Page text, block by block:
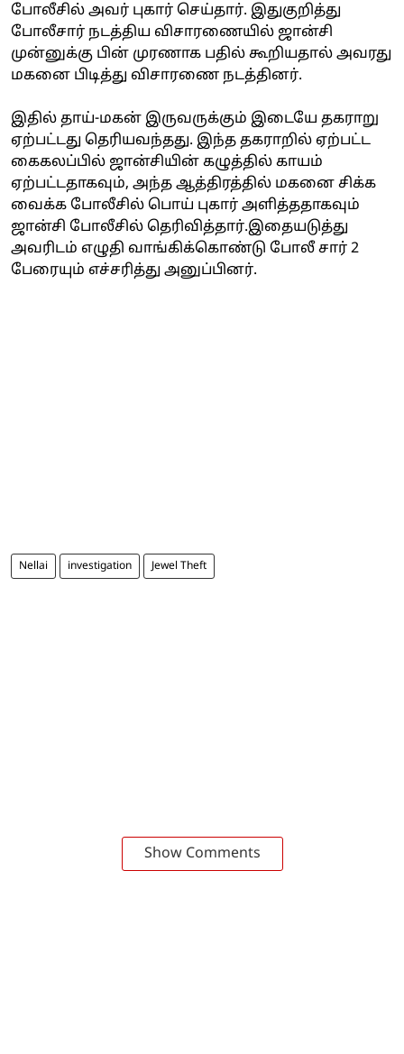
போலீசில் அவர் புகார் செய்தார். இதுகுறித்து
போலீசார் நடத்திய விசாரணையில் ஜான்சி
முன்னுக்கு பின் முரணாக பதில் கூறியதால் அவரது
மகனை பிடித்து விசாரணை நடத்தினர்.
இதில் தாய்-மகன் இருவருக்கும் இடையே தகராறு
ஏற்பட்டது தெரியவந்தது. இந்த தகராறில் ஏற்பட்ட
கைகலப்பில் ஜான்சியின் கழுத்தில் காயம்
ஏற்பட்டதாகவும், அந்த ஆத்திரத்தில் மகனை சிக்க
வைக்க போலீசில் பொய் புகார் அளித்ததாகவும்
ஜான்சி போலீசில் தெரிவித்தார்.இதையடுத்து
அவரிடம் எழுதி வாங்கிக்கொண்டு போலீ சார் 2
பேரையும் எச்சரித்து அனுப்பினர்.
Nellai investigation Jewel Theft
Show Comments